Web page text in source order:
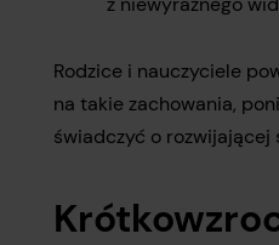
Rodzice i nauczyciele
na takie zachowania,
świadczyć o rozwijającej